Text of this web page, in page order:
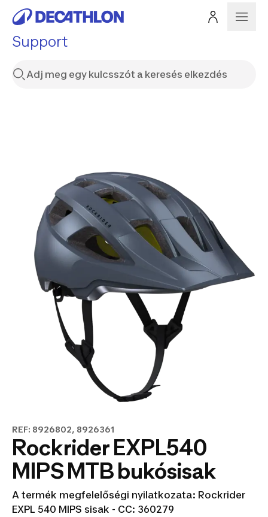
Support
REF: 8926802, 8926361
Rockrider EXPL540
MIPS MTB bukósisak
A termék megfelelőségi nyilatkozata: Rockrider
EXPL 540 MIPS sisak - CC: 360279